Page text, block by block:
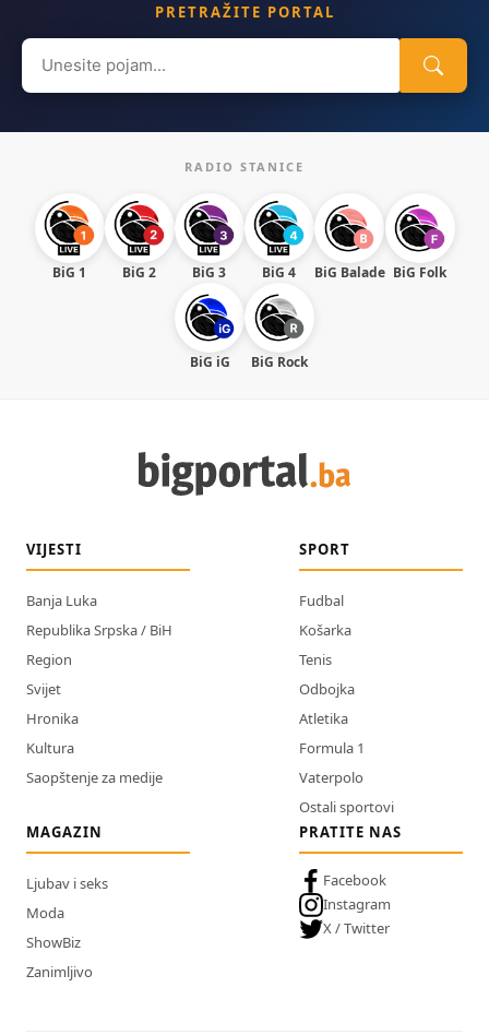
PRETRAŽITE PORTAL
Search
for:
RADIO STANICE
BiG 1 BiG 2 BiG 3 BiG 4 BiG Balade BiG Folk
BiG iG BiG Rock
VIJESTI
Banja Luka
Republika Srpska / BiH
Region
Svijet
Hronika
Kultura
Saopštenje za medije
SPORT
Fudbal
Košarka
Tenis
Odbojka
Atletika
Formula 1
Vaterpolo
Ostali sportovi
MAGAZIN
Ljubav i seks
Moda
ShowBiz
Zanimljivo
PRATITE NAS
Facebook
Instagram
X / Twitter